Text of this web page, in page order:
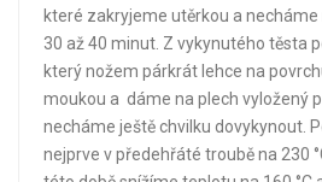
které zakryjeme utěrkou a
30 až 40 minut. Z vykynutého těsta
který nožem párkrát lehce na
moukou a dáme na plech vyložený
necháme ještě chvilku dovykynout.
nejprve v předehřáté troubě na 230